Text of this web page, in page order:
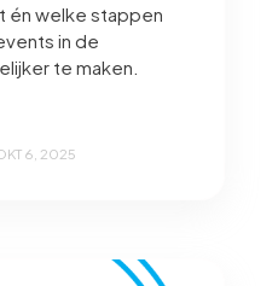
én welke stappen
in de
te maken.
6, 2025